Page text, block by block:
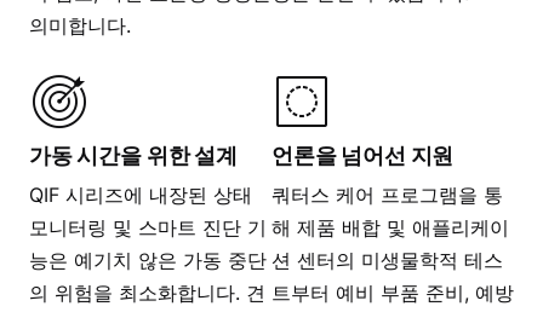
의미합니다.
가동 시간을 위한 설계
QIF 시리즈에 내장된 상태
모니터링 및 스마트 진단 기
능은 예기치 않은 가동 중단
의 위험을 최소화합니다. 견
언론을 넘어선 지원
쿼터스 케어 프로그램을 통
해 제품 배합 및 애플리케이
션 센터의 미생물학적 테스
트부터 예비 부품 준비, 예방